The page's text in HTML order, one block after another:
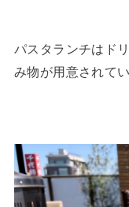
パスタランチはド
み物が用意されてい